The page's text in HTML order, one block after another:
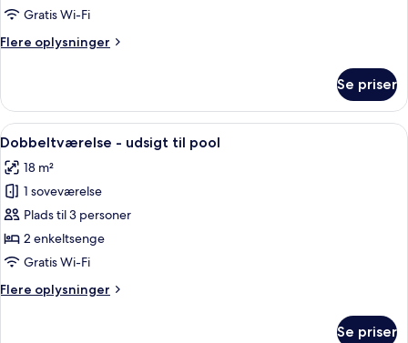
Gratis Wi-Fi
Flere oplysninger
Flere
Se priser
Indlæs
alle
billeder
af
Dobbeltværelse
-
udsigt
pool
Et hotelværelse med en stor seng, et
5
Dobbeltværelse - udsigt til pool
18 m²
1 soveværelse
Plads til 3 personer
2 enkeltsenge
Gratis Wi-Fi
Flere oplysninger
Flere
Se priser